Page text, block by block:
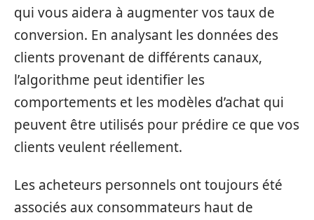
qui vous aidera à augmenter vos taux de
conversion. En analysant les données des
clients provenant de différents canaux,
l’algorithme peut identifier les
comportements et les modèles d’achat qui
peuvent être utilisés pour prédire ce que vos
clients veulent réellement.
Les acheteurs personnels ont toujours été
associés aux consommateurs haut de